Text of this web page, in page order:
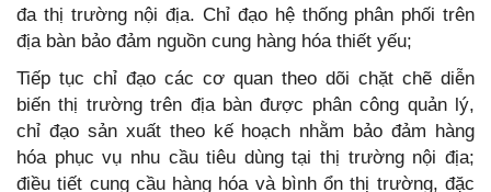
đa thị trường nội địa. Chỉ đạo hệ thống phân phối trên
địa bàn bảo đảm nguồn cung hàng hóa thiết yếu;
Tiếp tục chỉ đạo các cơ quan theo dõi chặt chẽ diễn
biến thị trường trên địa bàn được phân công quản lý,
chỉ đạo sản xuất theo kế hoạch nhằm bảo đảm hàng
hóa phục vụ nhu cầu tiêu dùng tại thị trường nội địa;
điều tiết cung cầu hàng hóa và bình ổn thị trường, đặc